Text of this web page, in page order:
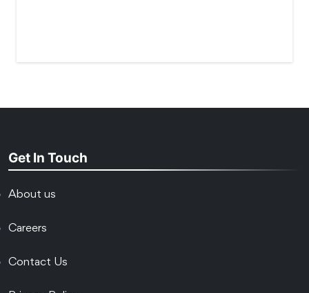
Get In Touch
About us
Careers
Contact Us